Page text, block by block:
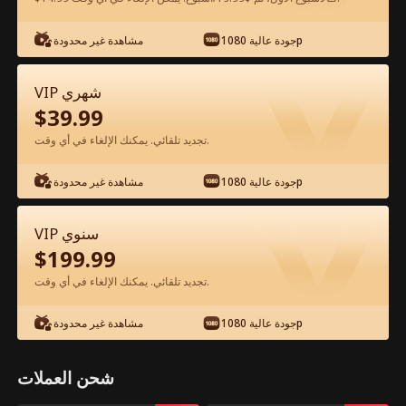
شاهد مجانًا في التطبيق
الحلقة 44 - صعود من رماد الخيانة الفيلم
كامل
0-49 50-68
44 45 46 47 48
مشاهدة غير محدودة جودة عالية 1080p
VIP شهري
$39.99
تجديد تلقائي. يمكنك الإلغاء في أي وقت.
مشاهدة غير محدودة جودة عالية 1080p
VIP سنوي
$199.99
تجديد تلقائي. يمكنك الإلغاء في أي وقت.
مشاهدة غير محدودة جودة عالية 1080p
شحن العملات